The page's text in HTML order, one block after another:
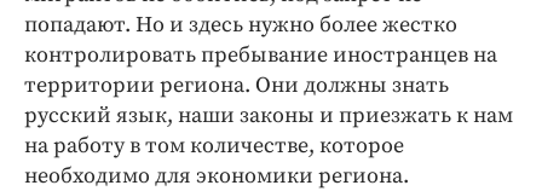
попадают. Но и здесь нужно более жестко
контролировать пребывание иностранцев на
территории региона. Они должны знать
русский язык, наши законы и приезжать к нам
на работу в том количестве, которое
необходимо для экономики региона.